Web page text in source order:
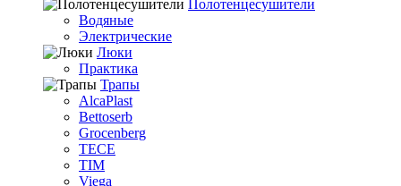
Полотенцесушители
Водяные
Электрические
Люки
Практика
Трапы
AlcaPlast
Bettoserb
Grocenberg
TECE
TIM
Viega